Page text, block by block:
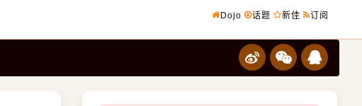
Dojo 话题 新佳 订阅